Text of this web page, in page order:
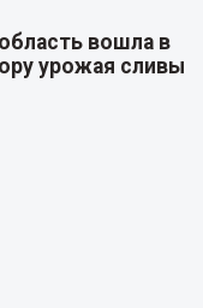
вошла в
урожая сливы